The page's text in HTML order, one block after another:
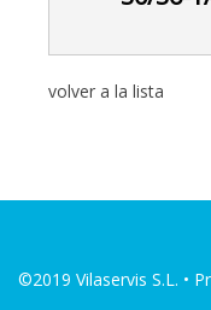
volver a la lista
©2019 Vilaservis S.L. •